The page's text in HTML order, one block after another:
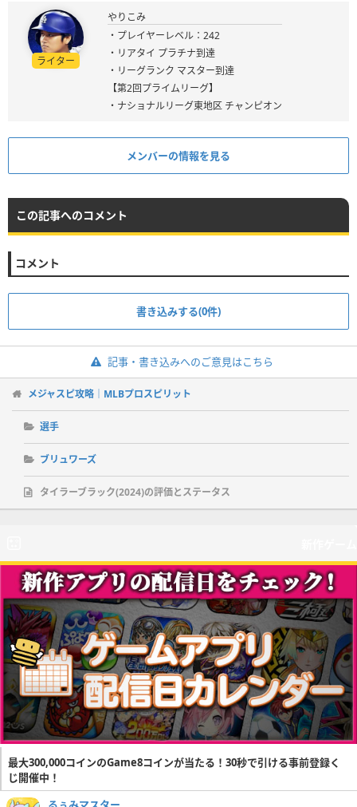
ライター
やりこみ
・プレイヤーレベル：242
・リアタイ プラチナ到達
・リーグランク マスター到達
【第2回プライムリーグ】
・ナショナルリーグ東地区 チャンピオン
メンバーの情報を見る
この記事へのコメント
コメント
書き込みする(0件)
記事・書き込みへのご意見はこちら
メジャスピ攻略｜MLBプロスピリット
選手
ブリュワーズ
タイラーブラック(2024)の評価とステータス
最大300,000コインのGame8コインが当たる！30秒で引ける事前登録く
じ開催中！